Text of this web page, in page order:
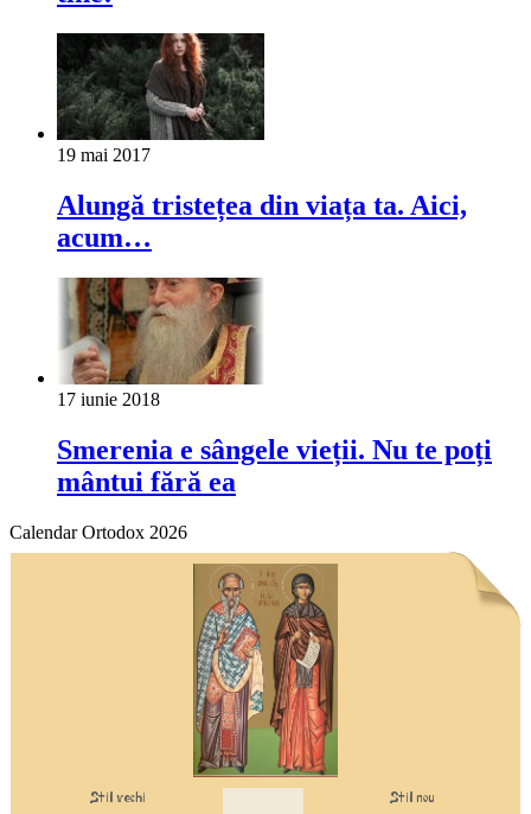
19 mai 2017
Alungă tristețea din viața ta. Aici,
acum…
17 iunie 2018
Smerenia e sângele vieții. Nu te poți
mântui fără ea
Calendar Ortodox 2026